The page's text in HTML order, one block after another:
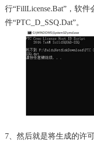
行“FillLicense.bat”，软
件“PTC_D_SSQ.dat”。
7、然后就是将生成的许